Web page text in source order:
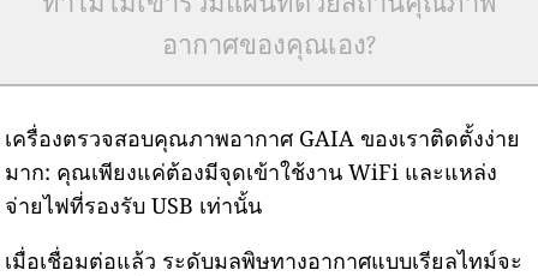
อากาศของคุณเอง?
เครื่องตรวจสอบคุณภาพอากาศ GAIA ของเราติดตั้งง่าย
มาก: คุณเพียงแค่ต้องมีจุดเข้าใช้งาน WiFi และแหล่ง
จ่ายไฟที่รองรับ USB เท่านั้น
เมื่อเชื่อมต่อแล้ว ระดับมลพิษทางอากาศแบบเรียลไทม์จะ